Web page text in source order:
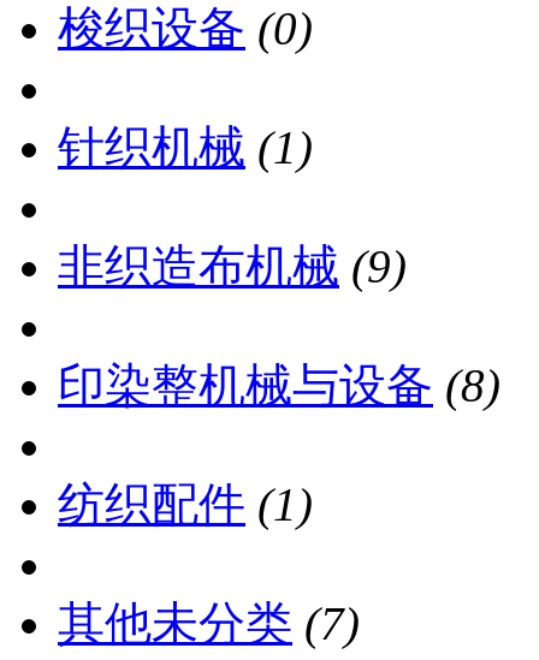
梭织设备 (0)
针织机械 (1)
非织造布机械 (9)
印染整机械与设备 (8)
纺织配件 (1)
其他未分类 (7)